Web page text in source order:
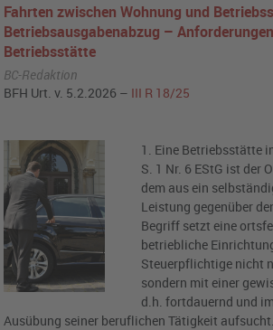
Fahrten zwischen Wohnung und
Betriebsausgabenabzug –
Betriebsstätte
BC-Redaktion
BFH Urt. v. 5.2.2026 – III R 18/25
1. Eine Betriebsstätte
S. 1 Nr. 6 EStG ist der
dem aus ein
Leistung gegenüber
Begriff setzt eine
betriebliche
Steuerpflichtige nicht
sondern mit einer
d.h. fortdauernd und
Ausübung seiner beruflichen Tätigkeit aufsucht.